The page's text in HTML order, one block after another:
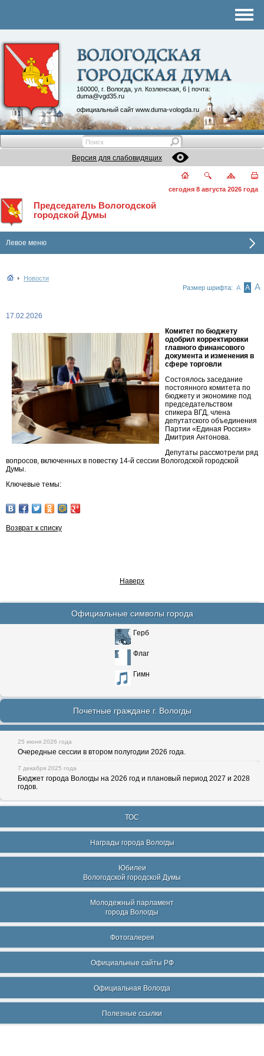
160000, г. Вологда, ул. Козленская, 6 | почта:
duma@vgd35.ru
официальный сайт www.duma-vologda.ru
Контакты
Депутатские объединения
Версия для слабовидящих
сегодня 8 августа 2026 года
Председатель Вологодской
городской Думы
Левое меню
Новости
Размер шрифта: А А А
17.02.2026
Комитет по бюджету
одобрил корректировки
главного финансового
документа и изменения в
сфере торговли
Состоялось заседание
постоянного комитета по
бюджету и экономике под
председательством
спикера ВГД, члена
депутатского объединения
Партии «Единая Россия»
Дмитрия Антонова.
Депутаты рассмотрели ряд
вопросов, включенных в повестку 14-й сессии Вологодской городской
Думы.
Ключевые темы:
Возврат к списку
Наверх
Официальные символы города
Герб
Флаг
Гимн
Почетные граждане г. Вологды
25 июня 2026 года
Очередные сессии в втором полугодии 2026 года.
7 декабря 2025 года
Бюджет города Вологды на 2026 год и плановый период 2027 и 2028
годов.
ТОС
Награды города Вологды
Юбилеи
Вологодской городской Думы
Молодежный парламент
города Вологды
Фотогалерея
Официальные сайты РФ
Официальная Вологда
Полезные ссылки